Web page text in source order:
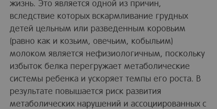
жизнь. Это является одной из причин,
вследствие которых вскармливание грудных
детей цельным или разведенным коровьим
(равно как и козьим, овечьим, кобыльим)
молоком является нефизиологичным, поскольку
избыток белка перегружает метаболические
системы ребенка и ускоряет темпы его роста. В
результате повышается риск развития
метаболических нарушений и ассоциированных с